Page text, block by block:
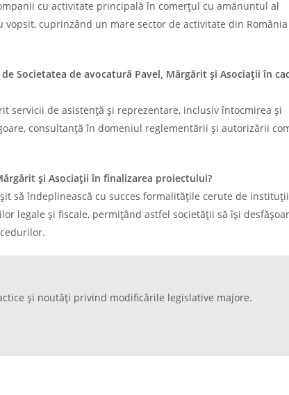
cu activitate principală în comerțul cu amănuntul al
cuprinzând un mare sector de activitate din
Societatea de avocatură Pavel, Mărgărit și Asociații în
servicii de asistență și reprezentare, inclusiv întocmirea și
consultanță în domeniul reglementării și autorizării
și Asociații în finalizarea proiectului?
să îndeplinească cu succes formalitățile cerute de
legale și fiscale, permițând astfel societății să își
și noutăți privind modificările legislative majore.